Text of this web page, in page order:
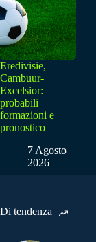
Eredivisie,
Cambuur-
Excelsior:
probabili
formazioni e
pronostico
7 Agosto
2026
Di tendenza